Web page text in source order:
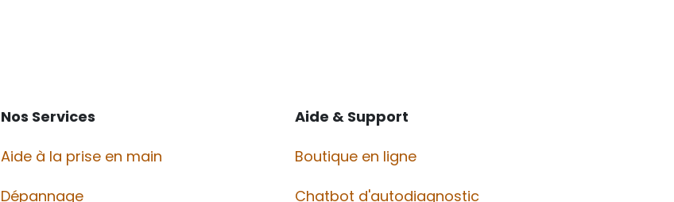
Aide & Support
Aide à la prise en main
Dépannage
Nos Services
Boutique en ligne
Chatbot d'autodiagnostic